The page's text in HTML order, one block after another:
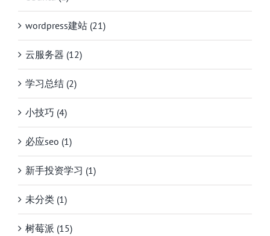
wordpress建站 (21)
云服务器 (12)
学习总结 (2)
小技巧 (4)
必应seo (1)
新手投资学习 (1)
未分类 (1)
树莓派 (15)